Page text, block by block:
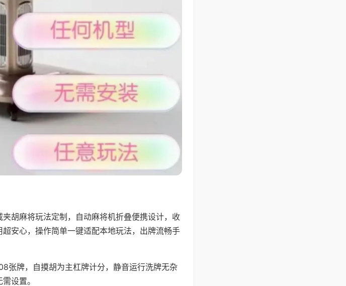
夹胡麻将玩法定制，自动麻将机折叠便携设计，收
安心，操作简单一键适配本地玩法，出牌流畅手
张牌，自摸胡为主杠牌计分，静音运行洗牌无杂
设置。